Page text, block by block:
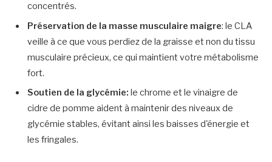
concentrés.
Préservation de la masse musculaire maigre: le CLA
veille à ce que vous perdiez de la graisse et non du tissu
musculaire précieux, ce qui maintient votre métabolisme
fort.
Soutien de la glycémie: le chrome et le vinaigre de
cidre de pomme aident à maintenir des niveaux de
glycémie stables, évitant ainsi les baisses d'énergie et
les fringales.